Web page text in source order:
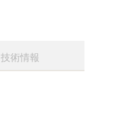
技術情報